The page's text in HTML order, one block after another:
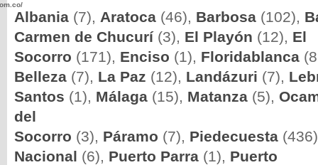
Albania (7), Aratoca (46), Barbosa (102),
Carmen de Chucurí (3), El Playón (12), El
Socorro (171), Enciso (1), Floridablanca
Belleza (7), La Paz (12), Landázuri (7),
Santos (1), Málaga (15), Matanza (5),
del
Socorro (3), Páramo (7), Piedecuesta
Nacional (6), Puerto Parra (1), Puerto
wp-
wp-